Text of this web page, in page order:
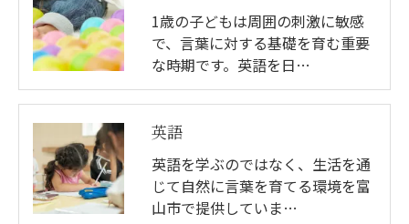
1歳の子どもは周囲の刺激に敏感
で、言葉に対する基礎を育む重要
な時期です。英語を日…
英語
英語を学ぶのではなく、生活を通
じて自然に言葉を育てる環境を富
山市で提供していま…